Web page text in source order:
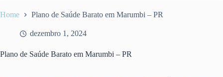
Home Plano de Saúde Barato em Marumbi – PR
dezembro 1, 2024
Plano de Saúde Barato em Marumbi – PR